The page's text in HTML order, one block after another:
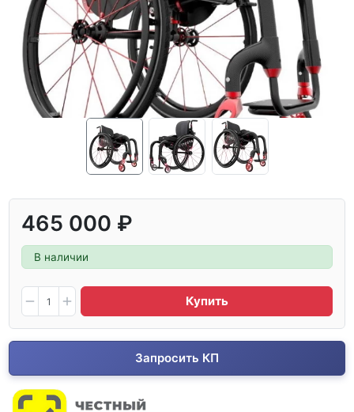
465 000 ₽
В наличии
Купить
Запросить КП